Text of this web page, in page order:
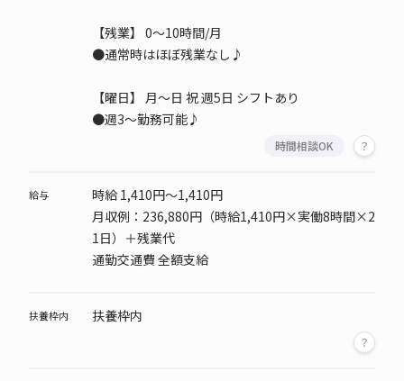
【残業】 0～10時間/月
●通常時はほぼ残業なし♪
【曜日】
月～日 祝 週5日 シフトあり
●週3～勤務可能♪
時間相談OK
給与
時給 1,410円～1,410円
月収例：236,880円（時給1,410円×実働8時間×2
1日）＋残業代
通勤交通費 全額支給
扶養枠内 扶養枠内